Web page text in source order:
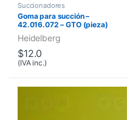
Succionadores
Goma para succión –
42.016.072 – GTO (pieza)
Heidelberg
$12.0
(IVA inc.)